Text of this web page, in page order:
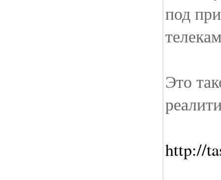
под
Это
http://